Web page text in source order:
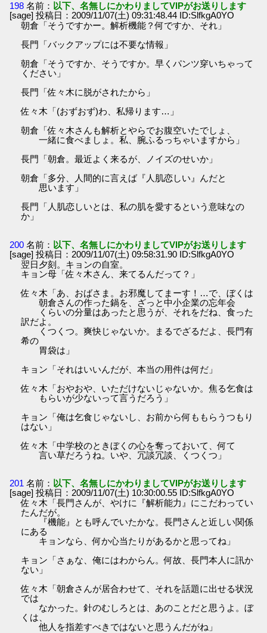
198 名前： 以下、名無しにかわりましてVIPがお送りします
[sage] 投稿日：2009/11/07(土) 09:31:48.44 ID:SlfkgA0YO
朝倉「そうですかー。解析機能？何ですか、それ」
長門「バックアップには不要な情報」
朝倉「そうですか、そうですか。早くパンツ穿いちゃって
ください」
長門「佐々木に脱がされたから」
佐々木「(おずおず)わ、私帰ります…」
朝倉「佐々木さんも解析とやらでお腹空いたでしょ、
一緒に食べましょ。私、腕ふるっちゃいますから」
長門「朝倉。最近よく来るが、ノイズのせいか」
朝倉「多分、人間的に言えば『人肌恋しい』んだと
思います」
長門「人肌恋しいとは、私の肌を愛するという意味なの
か」
200 名前： 以下、名無しにかわりましてVIPがお送りします
[sage] 投稿日：2009/11/07(土) 09:58:31.90 ID:SlfkgA0YO
翌日夕刻。キョンの自室。
キョン母「佐々木さん、来てるんだって？」
佐々木「あ、おばさま。お邪魔してまーす！…で、ぼくは
朝倉さんの作った鍋を、ざっと中小企業の忘年会
くらいの分量はあったと思うが、それをだね、食った
訳だよ。
くつくつ。爽快じゃないか。まるでざるだよ、長門有
希の
胃袋は」
キョン「それはいいんだが、本当の用件は何だ」
佐々木「おやおや、いただけないじゃないか。焦る乞食は
もらいが少ないって言うだろう」
キョン「俺は乞食じゃないし、お前から何ももらうつもり
はない」
佐々木「中学校のときぼくの心を奪っておいて、何て
言い草だろうね。いや、冗談冗談、くつくつ」
201 名前： 以下、名無しにかわりましてVIPがお送りします
[sage] 投稿日：2009/11/07(土) 10:30:00.55 ID:SlfkgA0YO
佐々木「長門さんが、やけに『解析能力』にこだわってい
たんだが。
『機能』とも呼んでいたかな。長門さんと近しい関係
にある
キョンなら、何か心当たりがあるかと思ってね」
キョン「さぁな、俺にはわからん。何故、長門本人に訊か
ない」
佐々木「朝倉さんが居合わせて、それを話題に出せる状況
では
なかった。針のむしろとは、あのことだと思うよ。ぼ
くは、
他人を指差すべきではないと思うんだがね」